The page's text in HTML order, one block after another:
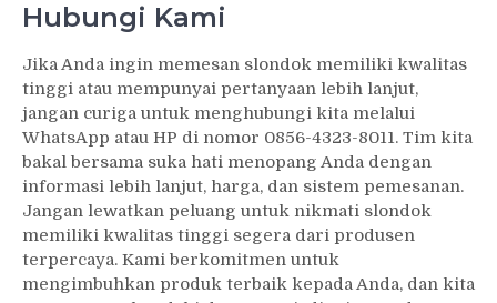
Hubungi Kami
Jika Anda ingin memesan slondok memiliki kwalitas
tinggi atau mempunyai pertanyaan lebih lanjut,
jangan curiga untuk menghubungi kita melalui
WhatsApp atau HP di nomor 0856-4323-8011. Tim kita
bakal bersama suka hati menopang Anda dengan
informasi lebih lanjut, harga, dan sistem pemesanan.
Jangan lewatkan peluang untuk nikmati slondok
memiliki kwalitas tinggi segera dari produsen
terpercaya. Kami berkomitmen untuk
mengimbuhkan produk terbaik kepada Anda, dan kita